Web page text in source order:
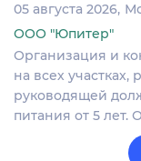
05 августа 2026
ООО "Юпитер"
Организация и
на всех участках,
руководящей
питания от 5 лет.